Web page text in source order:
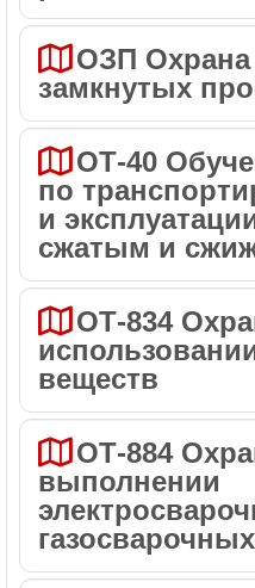
ОЗП Охрана
замкнутых
ОТ-40
по
и
сжатым и
ОТ-834
веществ
ОТ-884
выполнении